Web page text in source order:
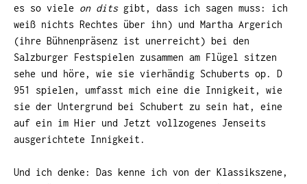
es so viele on dits gibt, dass ich sagen muss: ich
weiß nichts Rechtes über ihn) und Martha Argerich
(ihre Bühnenpräsenz ist unerreicht) bei den
Salzburger Festspielen zusammen am Flügel sitzen
sehe und höre, wie sie vierhändig Schuberts op. D
951 spielen, umfasst mich eine die Innigkeit, wie
sie der Untergrund bei Schubert zu sein hat, eine
auf ein im Hier und Jetzt vollzogenes Jenseits
ausgerichtete Innigkeit.
Und ich denke: Das kenne ich von der Klassikszene,